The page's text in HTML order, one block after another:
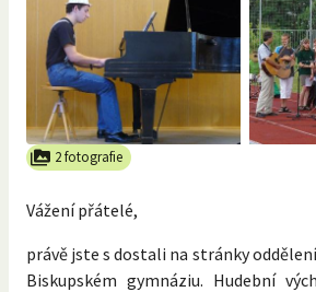
2 fotografie
Vážení přátelé,
právě jste s dostali na stránky
Biskupském gymnáziu. Hudební